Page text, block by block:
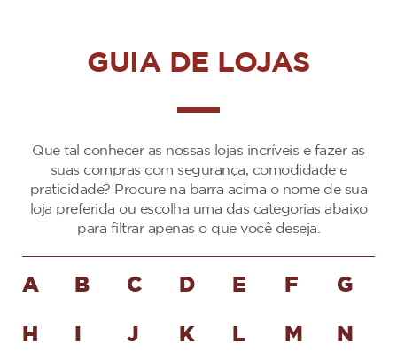
GUIA DE LOJAS
Que tal conhecer as nossas lojas incríveis e fazer as
suas compras com segurança, comodidade e
praticidade? Procure na barra acima o nome de sua
loja preferida ou escolha uma das categorias abaixo
para filtrar apenas o que você deseja.
A B C D E F G
H J K L M N